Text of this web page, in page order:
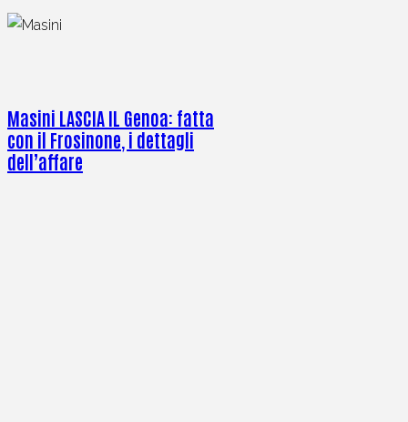
Masini LASCIA IL Genoa: fatta
con il Frosinone, i dettagli
dell’affare